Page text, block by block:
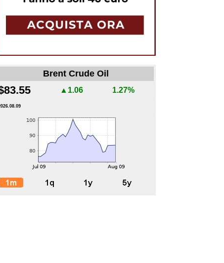
Brent Crude Oil
▲1.06 1.27%